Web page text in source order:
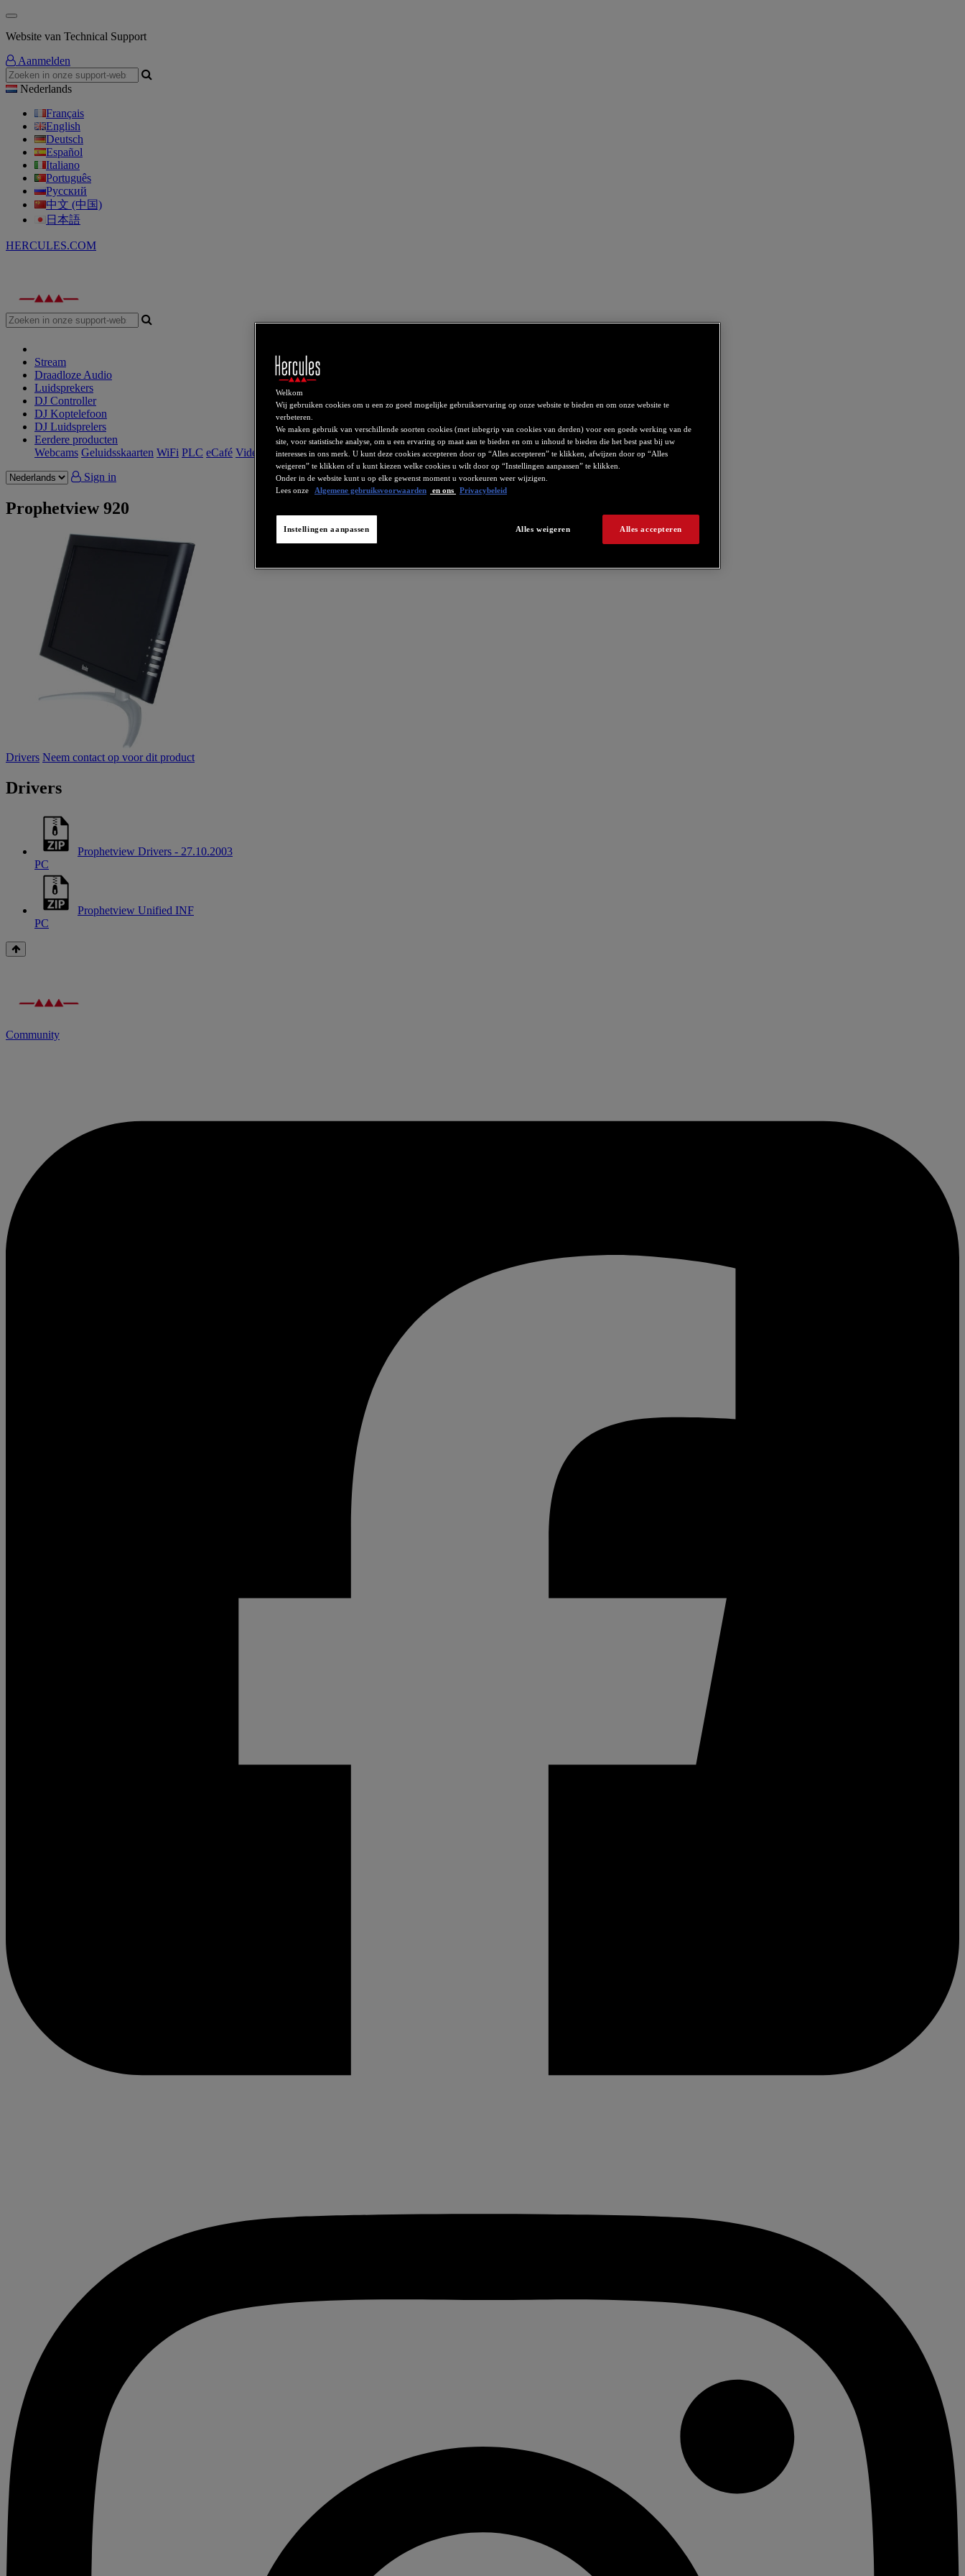
Website van Technical Support
Aanmelden
Nederlands
Français
English
Deutsch
Español
Italiano
Português
Русский
中文 (中国)
日本語
HERCULES.COM
Stream
Draadloze Audio
Luidsprekers
DJ Controller
DJ Koptelefoon
DJ Luidsprelers
Eerdere producten
Webcams Geluidsskaarten WiFi PLC eCafé Videokaarten
Sign in
Prophetview 920
Drivers Neem contact op voor dit product
Drivers
Prophetview Drivers - 27.10.2003
PC
Prophetview Unified INF
PC
Community
Welkom
Wij gebruiken cookies om u een zo goed mogelijke gebruikservaring op onze website te bieden en om onze website te
verbeteren.
We maken gebruik van verschillende soorten cookies (met inbegrip van cookies van derden) voor een goede werking van de
site, voor statistische analyse, om u een ervaring op maat aan te bieden en om u inhoud te bieden die het best past bij uw
interesses in ons merk. U kunt deze cookies accepteren door op “Alles accepteren” te klikken, afwijzen door op “Alles
weigeren” te klikken of u kunt kiezen welke cookies u wilt door op “Instellingen aanpassen” te klikken.
Onder in de website kunt u op elke gewenst moment u voorkeuren weer wijzigen.
Lees onze
Algemene gebruiksvoorwaarden en ons Privacybeleid
Alles weigeren Alles accepteren
Instellingen aanpassen